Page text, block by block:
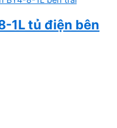
1L tủ điện bên